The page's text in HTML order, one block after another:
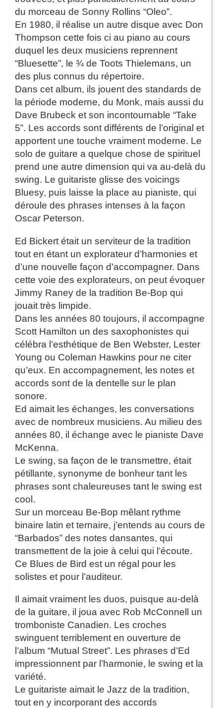
du morceau de Sonny Rollins “Oleo”.
En 1980, il réalise un autre disque avec Don
Thompson cette fois ci au piano au cours
duquel les deux musiciens reprennent
“Bluesette”, le ¾ de Toots Thielemans, un
des plus connus du répertoire.
Dans cet album, ils jouent des standards de
la période moderne, du Monk, mais aussi du
Dave Brubeck et son incontournable “Take
5”. Les accords sont différents de l’original et
apportent une touche vraiment moderne. Le
solo de guitare a quelque chose de spirituel
prend une autre dimension qui va au-delà du
swing. Le guitariste glisse des voicings
Bluesy, puis laisse la place au pianiste, qui
déroule des phrases intenses à la façon
Oscar Peterson.
Ed Bickert était un serviteur de la tradition
tout en étant un explorateur d’harmonies et
d’une nouvelle façon d’accompagner. Dans
cette voie des explorateurs, on peut évoquer
Jimmy Raney de la tradition Be-Bop qui
jouait très limpide.
Dans les années 80 toujours, il accompagne
Scott Hamilton un des saxophonistes qui
célébra l’esthétique de Ben Webster, Lester
Young ou Coleman Hawkins pour ne citer
qu’eux. En accompagnement, les notes et
accords sont de la dentelle sur le plan
sonore.
Ed aimait les échanges, les conversations
avec de nombreux musiciens. Au milieu des
années 80, il échange avec le pianiste Dave
McKenna.
Le swing, sa façon de le transmettre, était
pétillante, synonyme de bonheur tant les
phrases sont chaleureuses tant le swing est
cool.
Sur un morceau Be-Bop mêlant rythme
binaire latin et ternaire, j’entends au cours de
“Barbados” des notes dansantes, qui
transmettent de la joie à celui qui l’écoute.
Ce Blues de Bird est un régal pour les
solistes et pour l’auditeur.
Il aimait vraiment les duos, puisque au-delà
de la guitare, il joua avec Rob McConnell un
tromboniste Canadien. Les croches
swinguent terriblement en ouverture de
l’album “Mutual Street”. Les phrases d’Ed
impressionnent par l’harmonie, le swing et la
variété.
Le guitariste aimait le Jazz de la tradition,
tout en y incorporant des accords